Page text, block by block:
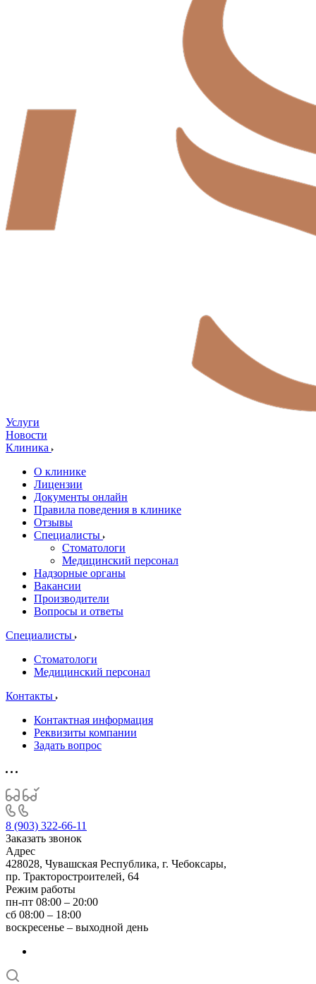
Услуги
Новости
Клиника
О клинике
Лицензии
Документы онлайн
Правила поведения в клинике
Отзывы
Специалисты
Стоматологи
Медицинский персонал
Надзорные органы
Вакансии
Производители
Вопросы и ответы
Специалисты
Стоматологи
Медицинский персонал
Контакты
Контактная информация
Реквизиты компании
Задать вопрос
8 (903) 322-66-11
Заказать звонок
Адрес
428028, Чувашская Республика, г. Чебоксары,
пр. Тракторостроителей, 64
Режим работы
пн-пт 08:00 – 20:00
сб 08:00 – 18:00
воскресенье – выходной день